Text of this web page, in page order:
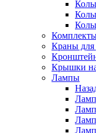
Краны для
Крышки на
Лампы